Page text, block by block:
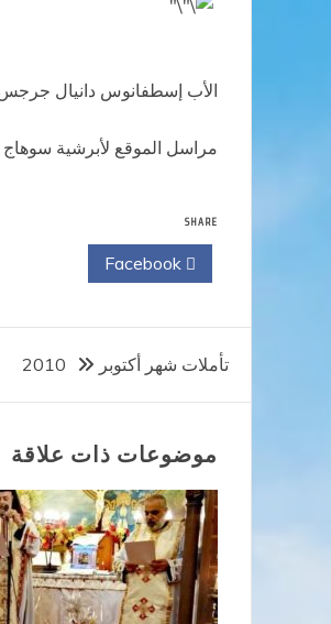
الأب إسطفانوس دانيال
مراسل الموقع لأبرشية سوهاج
SHARE
تصفّح
المقالات
تأملات شهر أكتوبر 2010
موضوعات ذات علاقة